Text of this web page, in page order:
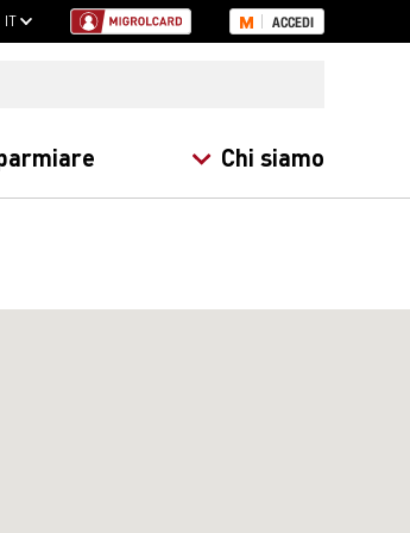
IT ACCEDI
Chi siamo